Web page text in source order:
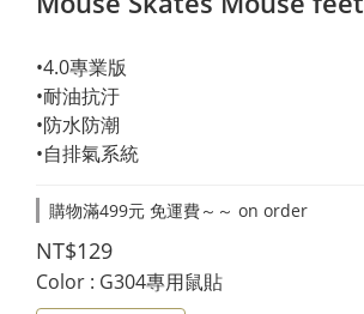
•4.0專業版
•耐油抗汙
•防水防潮
•自排氣系統
購物滿499元 免運費～～ on order
NT$129
Color : G304專用鼠貼